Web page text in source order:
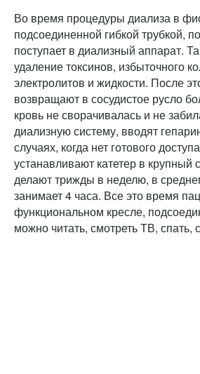
Во время процедуры диализа в
подсоединенной гибкой трубкой,
поступает в диализный аппарат.
удаление токсинов, избыточного
электролитов и жидкости. После
возвращают в сосудистое русло
кровь не сворачивалась и не
диализную систему, вводят
случаях, когда нет готового
устанавливают катетер в крупный
делают трижды в неделю, в
занимает 4 часа. Все это время
функциональном кресле,
можно читать, смотреть ТВ, спать,